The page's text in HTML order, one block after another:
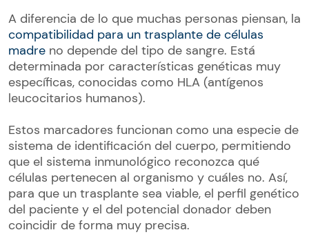
A diferencia de lo que muchas personas piensan, la
compatibilidad para un trasplante de células
madre no depende del tipo de sangre. Está
determinada por características genéticas muy
específicas, conocidas como HLA (antígenos
leucocitarios humanos).
Estos marcadores funcionan como una especie de
sistema de identificación del cuerpo, permitiendo
que el sistema inmunológico reconozca qué
células pertenecen al organismo y cuáles no. Así,
para que un trasplante sea viable, el perfil genético
del paciente y el del potencial donador deben
coincidir de forma muy precisa.